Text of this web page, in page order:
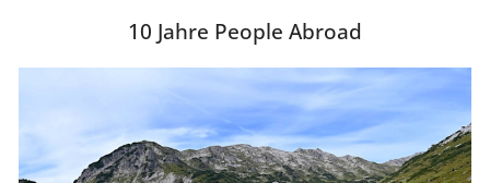
10 Jahre People Abroad